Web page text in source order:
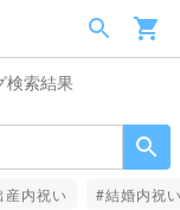
検索結果
産内祝い #結婚内祝